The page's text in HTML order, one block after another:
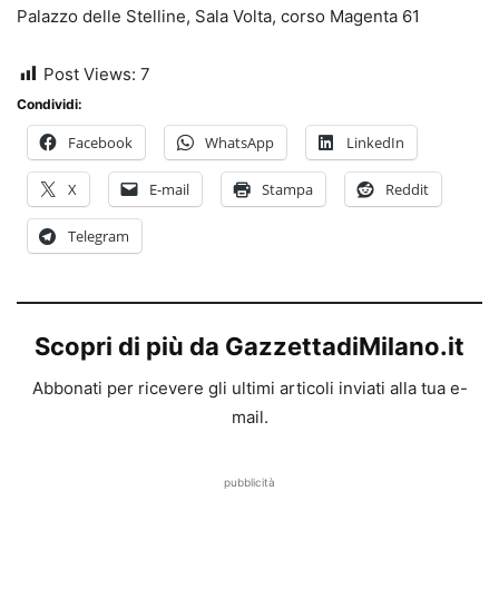
Palazzo delle Stelline, Sala Volta, corso Magenta 61
Post Views: 7
Condividi:
Facebook WhatsApp LinkedIn
X E-mail Stampa Reddit
Telegram
Scopri di più da GazzettadiMilano.it
Abbonati per ricevere gli ultimi articoli inviati alla tua e-
mail.
pubblicità